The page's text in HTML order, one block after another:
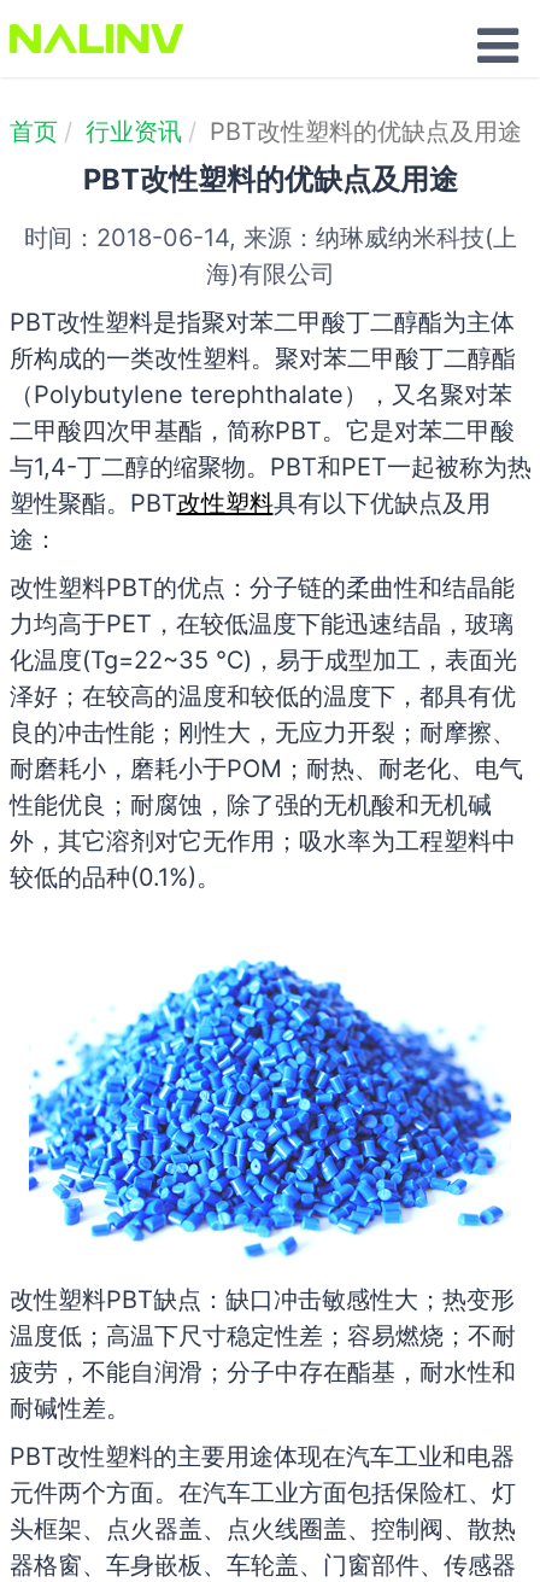
首页 行业资讯 PBT改性塑料的优缺点及用途
PBT改性塑料的优缺点及用途
时间：2018-06-14, 来源：纳琳威纳米科技(上
海)有限公司
PBT改性塑料是指聚对苯二甲酸丁二醇酯为主体
所构成的一类改性塑料。聚对苯二甲酸丁二醇酯
（Polybutylene terephthalate），又名聚对苯
二甲酸四次甲基酯，简称PBT。它是对苯二甲酸
与1,4-丁二醇的缩聚物。PBT和PET一起被称为热
塑性聚酯。PBT改性塑料具有以下优缺点及用
途：
改性塑料PBT的优点：分子链的柔曲性和结晶能
力均高于PET，在较低温度下能迅速结晶，玻璃
化温度(Tg=22~35 ℃)，易于成型加工，表面光
泽好；在较高的温度和较低的温度下，都具有优
良的冲击性能；刚性大，无应力开裂；耐摩擦、
耐磨耗小，磨耗小于POM；耐热、耐老化、电气
性能优良；耐腐蚀，除了强的无机酸和无机碱
外，其它溶剂对它无作用；吸水率为工程塑料中
较低的品种(0.1%)。
改性塑料PBT缺点：缺口冲击敏感性大；热变形
温度低；高温下尺寸稳定性差；容易燃烧；不耐
疲劳，不能自润滑；分子中存在酯基，耐水性和
耐碱性差。
PBT改性塑料的主要用途体现在汽车工业和电器
元件两个方面。在汽车工业方面包括保险杠、灯
头框架、点火器盖、点火线圈盖、控制阀、散热
器格窗、车身嵌板、车轮盖、门窗部件、传感器